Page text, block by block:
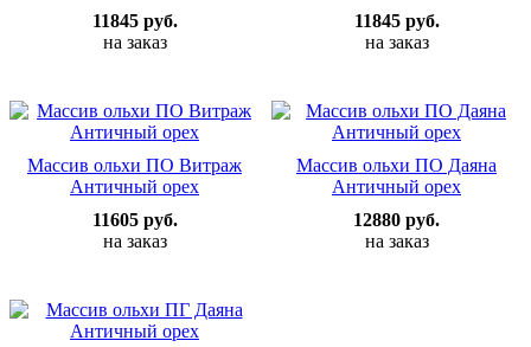
11845 руб.
на заказ
11845 руб.
на заказ
Массив ольхи ПО Витраж
Античный орех
11605 руб.
на заказ
Массив ольхи ПО Даяна
Античный орех
12880 руб.
на заказ